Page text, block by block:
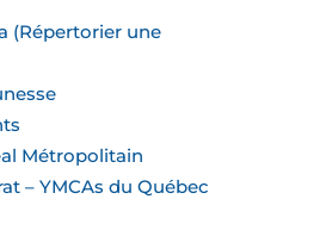
(Répertorier une
Métropolitain
– YMCAs du Québec